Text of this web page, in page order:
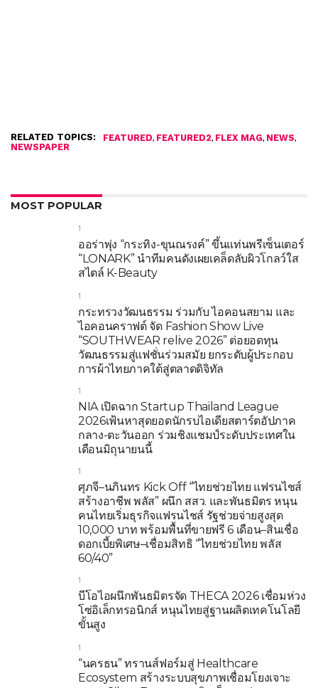
RELATED TOPICS: FEATURED, FEATURED2, FLEX MAG, NEWS,
NEWSPAPER
MOST POPULAR
1
ออร่าพุ่ง “กระทิง-ขุนณรงค์” ขึ้นแท่นพรีเซ็นเตอร์
“LONARK” นำทีมคนดังเผยเคล็ดลับผิวโกลว์ใส
สไตล์ K-Beauty
1
กระทรวงวัฒนธรรม ร่วมกับ ไอคอนสยาม และ
ไอคอนคราฟต์ จัด Fashion Show Live
“SOUTHWEAR relive 2026” ต่อยอดทุน
วัฒนธรรมสู่แฟชั่นร่วมสมัย ยกระดับผู้ประกอบ
การผ้าไทยภาคใต้สู่ตลาดดิจิทัล
1
NIA เปิดฉาก Startup Thailand League
2026เฟ้นหาสุดยอดนักรบไอเดียสตาร์ตอัปภาค
กลาง-ตะวันออก ร่วมชิงแชมป์ระดับประเทศใน
เดือนมิถุนายนนี้
1
ศุภจี–นภินทร Kick Off “ไทยช่วยไทย แฟรนไชส์
สร้างอาชีพ พลัส” ผนึก สสว. และพันธมิตร หนุน
คนไทยเริ่มธุรกิจแฟรนไชส์ รัฐช่วยจ่ายสูงสุด
10,000 บาท พร้อมพื้นที่ขายฟรี 6 เดือน–สินเชื่อ
ดอกเบี้ยพิเศษ–เชื่อมสิทธิ “ไทยช่วยไทย พลัส
60/40”
1
บีโอไอผนึกพันธมิตรจัด THECA 2026 เชื่อมห่วง
โซ่อิเล็กทรอนิกส์ หนุนไทยสู่ฐานผลิตเทคโนโลยี
ขั้นสูง
1
“นครธน” ทรานส์ฟอร์มสู่ Healthcare
Ecosystem สร้างระบบสุขภาพเชื่อมโยงเจาะ